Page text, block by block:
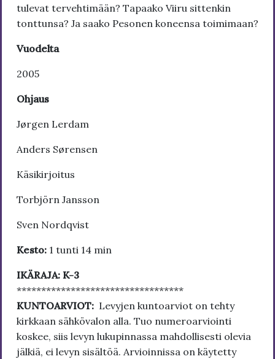
tulevat tervehtimään? Tapaako Viiru sittenkin
tonttunsa? Ja saako Pesonen koneensa toimimaan?
Vuodelta
2005
Ohjaus
Jørgen Lerdam
Anders Sørensen
Käsikirjoitus
Torbjörn Jansson
Sven Nordqvist
Kesto: 1 tunti 14 min
IKÄRAJA: K-3
**********************************
KUNTOARVIOT: Levyjen kuntoarviot on tehty
kirkkaan sähkövalon alla. Tuo numeroarviointi
koskee, siis levyn lukupinnassa mahdollisesti olevia
jälkiä, ei levyn sisältöä. Arvioinnissa on käytetty